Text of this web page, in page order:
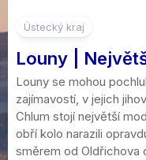
Ústecký kraj
Louny |
Louny se mohou
zajímavostí, v jejich
Chlum stojí největší
obří kolo narazili
směrem od Oldřichova